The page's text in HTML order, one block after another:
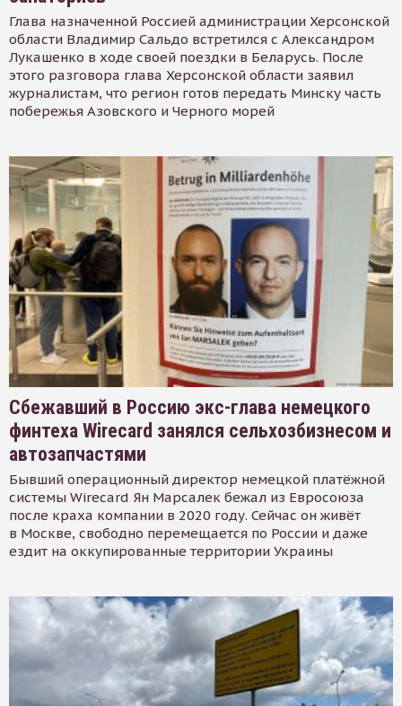
Глава назначенной Россией администрации Херсонской
области Владимир Сальдо встретился с Александром
Лукашенко в ходе своей поездки в Беларусь. После
этого разговора глава Херсонской области заявил
журналистам, что регион готов передать Минску часть
побережья Азовского и Черного морей
Сбежавший в Россию экс-глава немецкого
финтеха Wirecard занялся сельхозбизнесом и
автозапчастями
Бывший операционный директор немецкой платёжной
системы Wirecard Ян Марсалек бежал из Евросоюза
после краха компании в 2020 году. Сейчас он живёт
в Москве, свободно перемещается по России и даже
ездит на оккупированные территории Украины